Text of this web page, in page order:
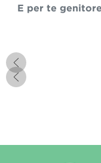
E per te